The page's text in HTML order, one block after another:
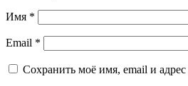
Имя *
Email *
Сохранить моё имя, email и